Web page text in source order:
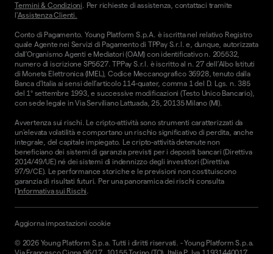
Termini & Condizioni. Per richieste di assistenza, contattaci tramite
l'Assistenza Clienti.
Conto di Pagamento. Young Platform S.p.A. è iscritta nel relativo Registro
quale Agente nei Servizi di Pagamento di TPPay S.r.l. e, dunque, autorizzata
dall’Organismo Agenti e Mediatori (OAM) con identificativo n. 205532,
numero di iscrizione SP5627. TPPay S.r.l. è iscritto al n. 27 dell’Albo Istituti
di Moneta Elettronica (IMEL), Codice Meccanografico 36928, tenuto dalla
Banca d’Italia ai sensi dell’articolo 114-quater, comma 1 del D. Lgs. n. 385
del 1° settembre 1993, e successive modificazioni (Testo Unico Bancario),
con sede legale in Via Serviliano Lattuada, 25, 20135 Milano (MI).
Avvertenza sui rischi. Le cripto-attività sono strumenti caratterizzati da
un'elevata volatilità e comportano un rischio significativo di perdita, anche
integrale, del capitale impiegato. Le cripto-attività detenute non
beneficiano dei sistemi di garanzia previsti per i depositi bancari (Direttiva
2014/49/UE) né dei sistemi di indennizzo degli investitori (Direttiva
97/9/CE). Le performance storiche e le previsioni non costituiscono
garanzia di risultati futuri. Per una panoramica dei rischi consulta
l'Informativa sui Rischi.
© 2026 Young Platform S.p.a. Tutti i diritti riservati. -Young Platform S.p.a.
Via Francesco Cigna 96/17, 10155 Torino (TO), Italia P. Iva 11931440017
Aggiorna impostazioni cookie